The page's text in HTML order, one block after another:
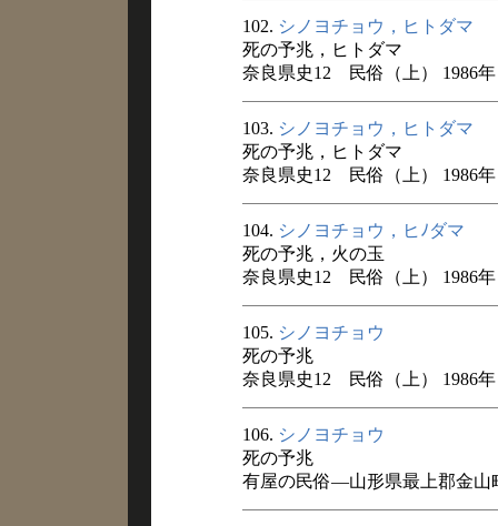
102. シノヨチョウ，ヒトダマ
死の予兆，ヒトダマ
奈良県史12 民俗（上） 1986年
103. シノヨチョウ，ヒトダマ
死の予兆，ヒトダマ
奈良県史12 民俗（上） 1986年
104. シノヨチョウ，ヒﾉダマ
死の予兆，火の玉
奈良県史12 民俗（上） 1986年
105. シノヨチョウ
死の予兆
奈良県史12 民俗（上） 1986年
106. シノヨチョウ
死の予兆
有屋の民俗―山形県最上郡金山